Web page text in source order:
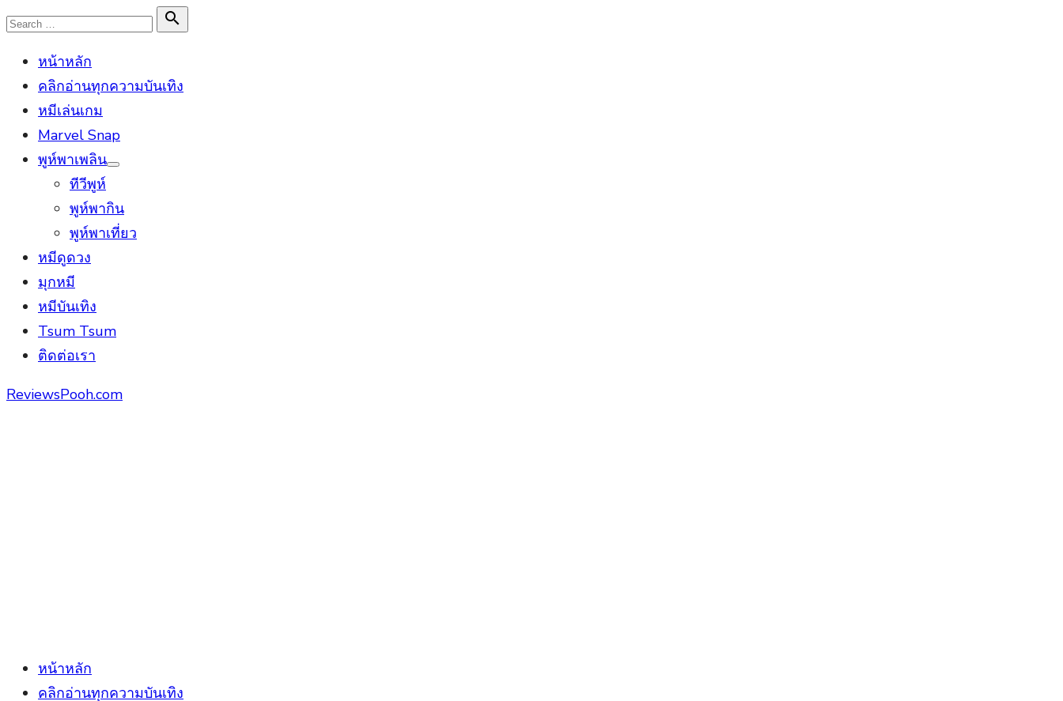
Skip
content
Search

Search
หน้าหลัก
คลิกอ่านทุกความบันเทิง
หมีเล่นเกม
Marvel Snap
พูห์พาเพลิน
Show
ทีวีพูห์
พูห์พากิน
พูห์พาเที่ยว
หมีดูดวง
มุกหมี
หมีบันเทิง
Tsum Tsum
ติดต่อเรา
ReviewsPooh.com
หน้าหลัก
คลิกอ่านทุกความบันเทิง